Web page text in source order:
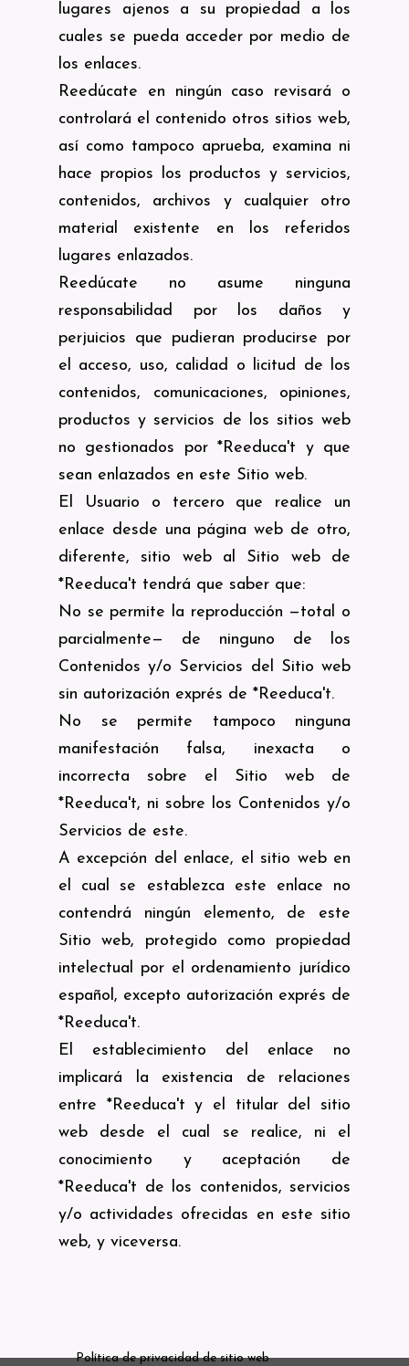
lugares ajenos a su propiedad a los
cuales se pueda acceder por medio de
los enlaces.
Reedúcate en ningún caso revisará o
controlará el contenido otros sitios web,
así como tampoco aprueba, examina ni
hace propios los productos y servicios,
contenidos, archivos y cualquier otro
material existente en los referidos
lugares enlazados.
Reedúcate no asume ninguna
responsabilidad por los daños y
perjuicios que pudieran producirse por
el acceso, uso, calidad o licitud de los
contenidos, comunicaciones, opiniones,
productos y servicios de los sitios web
no gestionados por *Reeduca't y que
sean enlazados en este Sitio web.
El Usuario o tercero que realice un
enlace desde una página web de otro,
diferente, sitio web al Sitio web de
*Reeduca't tendrá que saber que:
No se permite la reproducción —total o
parcialmente— de ninguno de los
Contenidos y/o Servicios del Sitio web
sin autorización exprés de *Reeduca't.
No se permite tampoco ninguna
manifestación falsa, inexacta o
incorrecta sobre el Sitio web de
*Reeduca't, ni sobre los Contenidos y/o
Servicios de este.
A excepción del enlace, el sitio web en
el cual se establezca este enlace no
contendrá ningún elemento, de este
Sitio web, protegido como propiedad
intelectual por el ordenamiento jurídico
español, excepto autorización exprés de
*Reeduca't.
El establecimiento del enlace no
implicará la existencia de relaciones
entre *Reeduca't y el titular del sitio
web desde el cual se realice, ni el
conocimiento y aceptación de
*Reeduca't de los contenidos, servicios
y/o actividades ofrecidas en este sitio
web, y viceversa.
Política de privacidad de sitio web